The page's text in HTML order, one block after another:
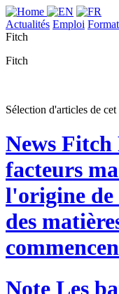
Actualités Emploi
Fitch
Fitch
Sélection d'articles de
News Fitch
facteurs
l'origine
des
Note Les